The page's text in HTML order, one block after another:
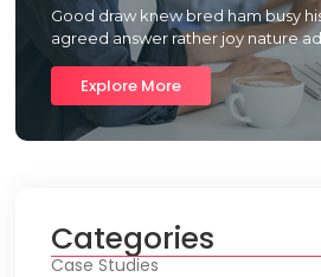
Good draw knew bred ham busy
agreed answer rather joy nature
Explore More
Categories
Case Studies